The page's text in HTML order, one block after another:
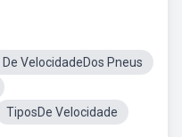
De VelocidadeDos Pneus
TiposDe Velocidade